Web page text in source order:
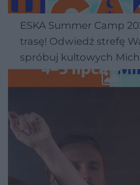
ESKA Summer Camp
trasę! Odwiedź strefę
spróbuj kultowych
Wawelu